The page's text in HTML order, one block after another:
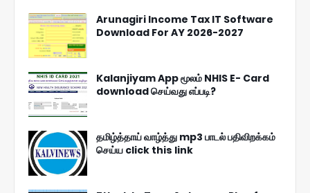
Arunagiri Income Tax IT Software
Download For AY 2026-2027
Kalanjiyam App மூலம் NHIS E- Card
download செய்வது எப்படி?
தமிழ்த்தாய் வாழ்த்து mp3 பாடல் பதிவிறக்கம்
செய்ய click this link